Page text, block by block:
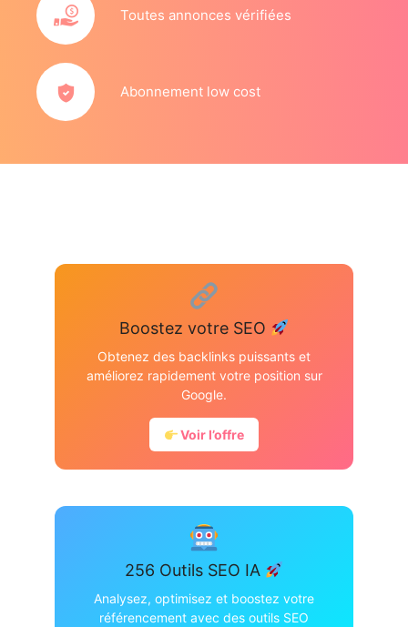
Toutes annonces vérifiées
Abonnement low cost
Boostez votre SEO
Obtenez des backlinks puissants et
améliorez rapidement votre position sur
Google.
Voir l’offre
256 Outils SEO IA
Analysez, optimisez et boostez votre
référencement avec des outils SEO